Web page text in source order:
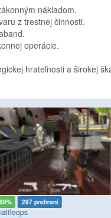
nákladom.
z trestnej činnosti.
operácie.
hrateľnosti a širokej
297 prehraní